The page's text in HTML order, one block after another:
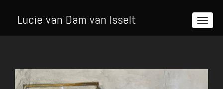
Lucie van Dam van Isselt